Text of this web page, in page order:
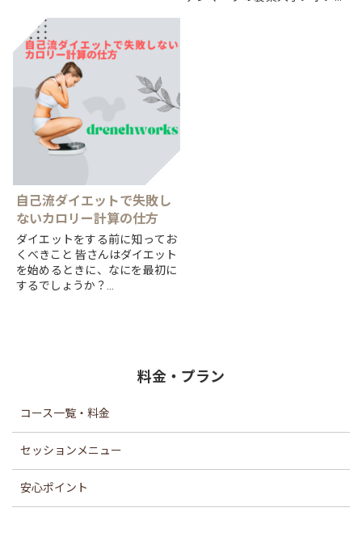
ていましたが、現在では以前と
は比べものにならないほど動け
るようになっています。
そんな...
自己流ダイエットで失敗し
ないカロリー計算の仕方
ダイエットをする前に知ってお
くべきこと 皆さんはダイエット
を始めるときに、なにを最初に
するでしょうか？
料金・プラン
コース一覧・料金
セッションメニュー
安心ポイント